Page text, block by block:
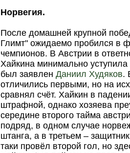
Норвегия.
После домашней крупной
Глимт" ожидаемо пробился в
чемпионов. В Австрии в
Хайкина минимально
был заявленДаниил Худяков.
отличились первыми, но на
сравнял счёт. Хайкин в
штрафной, однако хозяева
середине второго тайма
подряд, в одном случае
штанга, а в третьем –
таки провёл второй гол, но